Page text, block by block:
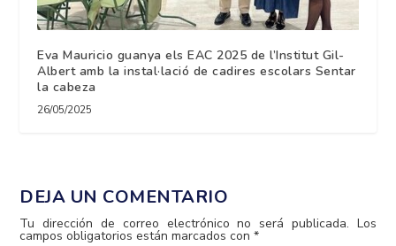
Eva Mauricio guanya els EAC 2025 de l’Institut Gil-
Albert amb la instal·lació de cadires escolars Sentar
la cabeza
26/05/2025
DEJA UN COMENTARIO
Tu dirección de correo electrónico no será publicada. Los
campos obligatorios están marcados con*